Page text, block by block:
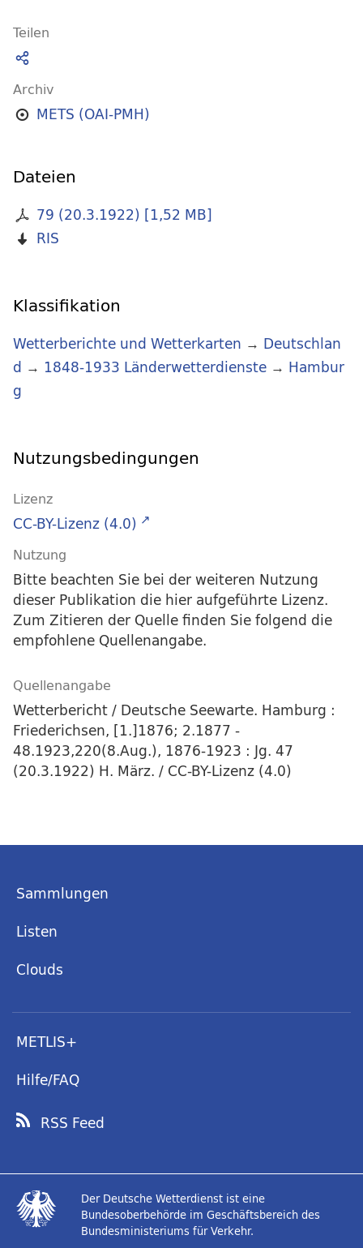
Teilen
Archiv
METS (OAI-PMH)
Dateien
79 (20.3.1922) [1,52 MB]
RIS
Klassifikation
Wetterberichte und Wetterkarten → Deutschlan
d → 1848-1933 Länderwetterdienste → Hambur
g
Nutzungsbedingungen
Lizenz
CC-BY-Lizenz (4.0)
Nutzung
Bitte beachten Sie bei der weiteren Nutzung
dieser Publikation die hier aufgeführte Lizenz.
Zum Zitieren der Quelle finden Sie folgend die
empfohlene Quellenangabe.
Quellenangabe
Wetterbericht / Deutsche Seewarte. Hamburg :
Friederichsen, [1.]1876; 2.1877 -
48.1923,220(8.Aug.), 1876-1923 : Jg. 47
(20.3.1922) H. März. / CC-BY-Lizenz (4.0)
Sammlungen
Listen
Clouds
METLIS+
Hilfe/FAQ
RSS Feed
Der Deutsche Wetterdienst ist eine
Bundesoberbehörde im Geschäftsbereich des
Bundesministeriums für Verkehr.